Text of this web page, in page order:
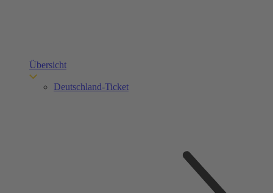
Übersicht
Deutschland-Ticket